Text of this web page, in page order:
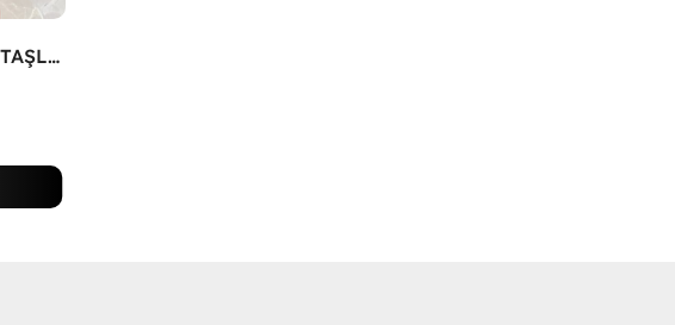
BAYAN MİNİK FULL TAŞLI ELBİSE Antrasit